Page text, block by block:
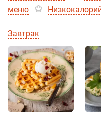
меню
Завтрак